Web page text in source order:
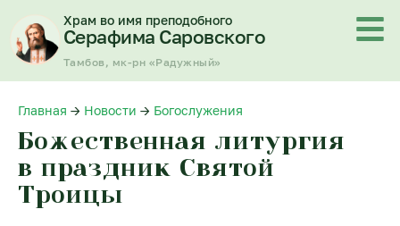
содержимому
Храм во имя преподобного
Серафима Саровского
Тамбов, мк-рн «Радужный»
Главная → Новости → Богослужения
Божественная литургия
в праздник Святой
Троицы